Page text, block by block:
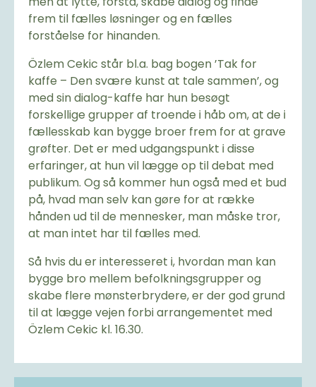
frem til fælles løsninger og en fælles
forståelse for hinanden.
Özlem Cekic står bl.a. bag bogen ’Tak for
kaffe – Den svære kunst at tale sammen’, og
med sin dialog-kaffe har hun besøgt
forskellige grupper af troende i håb om, at de i
fællesskab kan bygge broer frem for at grave
grøfter. Det er med udgangspunkt i disse
erfaringer, at hun vil lægge op til debat med
publikum. Og så kommer hun også med et bud
på, hvad man selv kan gøre for at række
hånden ud til de mennesker, man måske tror,
at man intet har til fælles med.
Så hvis du er interesseret i, hvordan man kan
bygge bro mellem befolkningsgrupper og
skabe flere mønsterbrydere, er der god grund
til at lægge vejen forbi arrangementet med
Özlem Cekic kl. 16.30.